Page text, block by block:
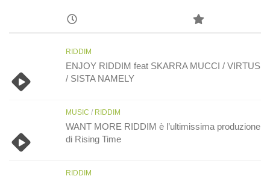
RIDDIM
ENJOY RIDDIM feat SKARRA MUCCI / VIRTUS
/ SISTA NAMELY
MUSIC / RIDDIM
WANT MORE RIDDIM è l’ultimissima produzione
di Rising Time
RIDDIM